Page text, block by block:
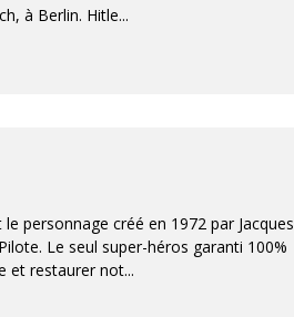
à Berlin. Hitle...
personnage créé en 1972 par Jacques
Le seul super-héros garanti 100%
et restaurer not...